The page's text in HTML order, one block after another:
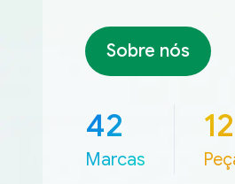
Sobre nós
42
Marcas